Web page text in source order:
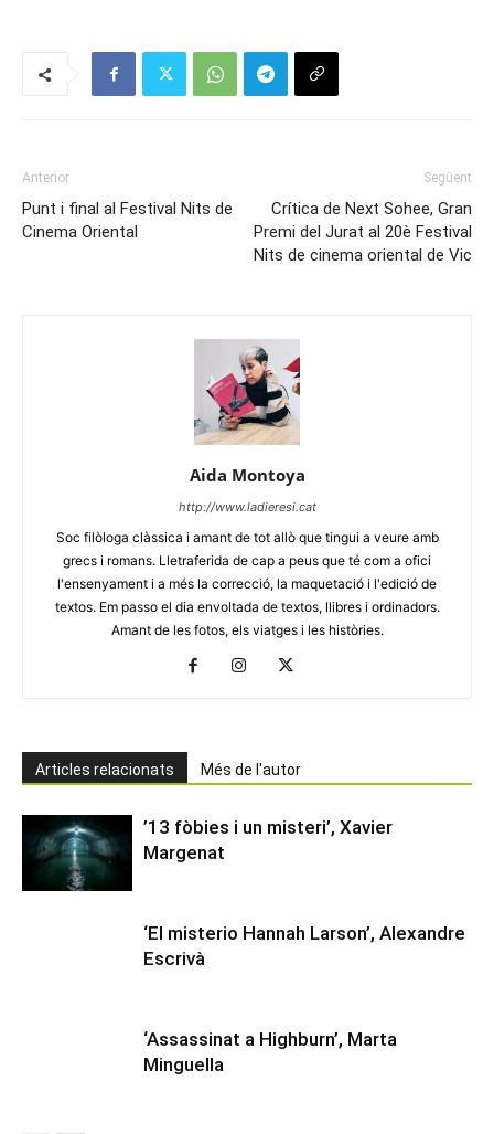
Anterior
Punt i final al Festival Nits de
Cinema Oriental
Següent
Crítica de Next Sohee, Gran
Premi del Jurat al 20è Festival
Nits de cinema oriental de Vic
Aida Montoya
http://www.ladieresi.cat
Soc filòloga clàssica i amant de tot allò que tingui a veure amb
grecs i romans. Lletraferida de cap a peus que té com a ofici
l'ensenyament i a més la correcció, la maquetació i l'edició de
textos. Em passo el dia envoltada de textos, llibres i ordinadors.
Amant de les fotos, els viatges i les històries.
Articles relacionats Més de l'autor
’13 fòbies i un misteri’, Xavier
Margenat
‘El misterio Hannah Larson’, Alexandre
Escrivà
‘Assassinat a Highburn’, Marta
Minguella